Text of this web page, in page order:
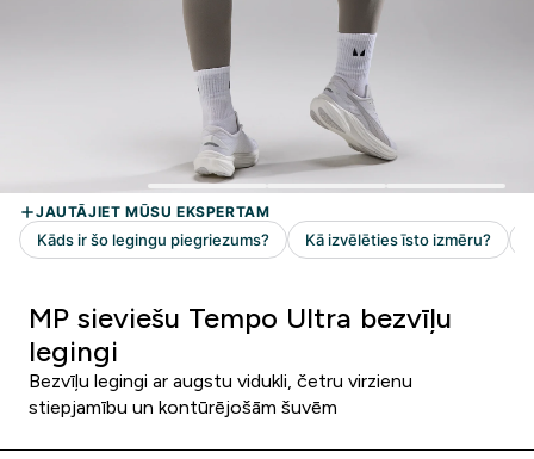
MP sieviešu Tempo Ultra bezvīļu
legingi
Bezvīļu legingi ar augstu vidukli, četru virzienu
stiepjamību un kontūrējošām šuvēm